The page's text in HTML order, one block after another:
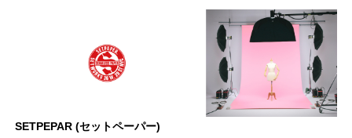
SETPEPAR (セットペーパー)